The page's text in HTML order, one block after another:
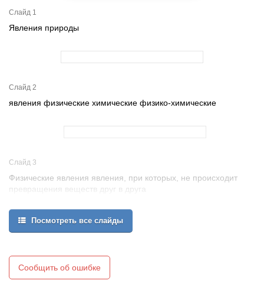
Слайд 1
Явления природы
Слайд 2
явления физические химические физико-химические
Слайд 3
Физические явления явления, при которых, не происходит
превращения веществ друг в друга
Посмотреть все слайды
Сообщить об ошибке